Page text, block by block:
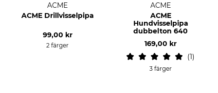
ACME
ACME Drillvisselpipa
99,00 kr
2 färger
ACME
ACME
Hundvisselpipa
dubbelton 640
169,00 kr
1
3 färger